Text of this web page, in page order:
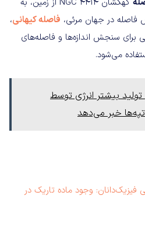
در جهان مرئی، فاصله کیهانی،
برای سنجش اندازه‌ها و فاصله‌های
می‌شود.
بیشتر انرژی توسط
خبر می‌دهد
فیزیک‌دانان: وجود ماده تاریک در